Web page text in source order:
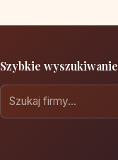
Szybkie wyszukiwanie